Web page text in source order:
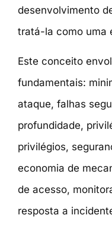
desenvolvimento
tratá-la como uma
Este conceito
fundamentais:
ataque, falhas
profundidade,
privilégios,
economia de
de acesso,
resposta a